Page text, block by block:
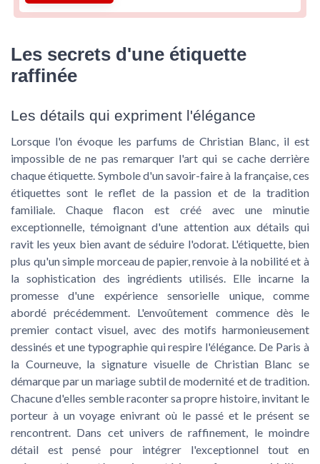
Les secrets d'une étiquette
raffinée
Les détails qui expriment l'élégance
Lorsque l'on évoque les parfums de Christian Blanc, il est
impossible de ne pas remarquer l'art qui se cache derrière
chaque étiquette. Symbole d'un savoir-faire à la française, ces
étiquettes sont le reflet de la passion et de la tradition
familiale. Chaque flacon est créé avec une minutie
exceptionnelle, témoignant d'une attention aux détails qui
ravit les yeux bien avant de séduire l'odorat. L'étiquette, bien
plus qu'un simple morceau de papier, renvoie à la nobilité et à
la sophistication des ingrédients utilisés. Elle incarne la
promesse d'une expérience sensorielle unique, comme
abordé précédemment. L'envoûtement commence dès le
premier contact visuel, avec des motifs harmonieusement
dessinés et une typographie qui respire l'élégance. De Paris à
la Courneuve, la signature visuelle de Christian Blanc se
démarque par un mariage subtil de modernité et de tradition.
Chacune d'elles semble raconter sa propre histoire, invitant le
porteur à un voyage enivrant où le passé et le présent se
rencontrent. Dans cet univers de raffinement, le moindre
détail est pensé pour intégrer l'exceptionnel tout en